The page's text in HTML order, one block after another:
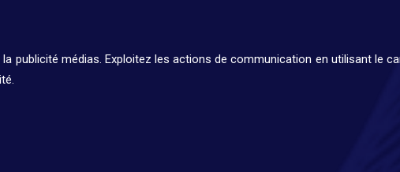
publicité médias. Exploitez les actions de communication en utilisant le